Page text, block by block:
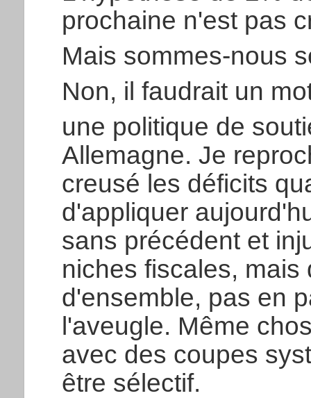
prochaine n'est pas
Mais sommes-nous
Non, il faudrait un
une politique de
Allemagne. Je
creusé les déficits
d'appliquer
sans précédent et
niches fiscales, mais
d'ensemble, pas en
l'aveugle. Même
avec des coupes
être sélectif.